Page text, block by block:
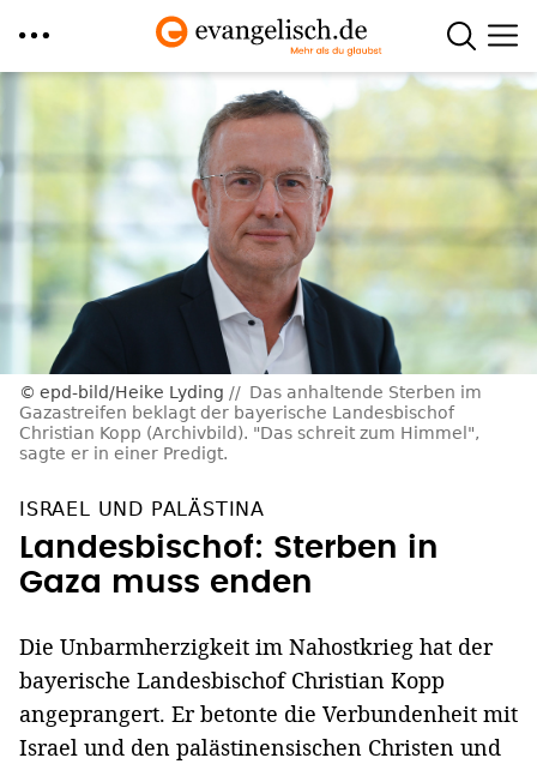
Inhalt
epd-bild/Heike Lyding
Das anhaltende Sterben im
Gazastreifen beklagt der bayerische Landesbischof
Christian Kopp (Archivbild). "Das schreit zum Himmel",
sagte er in einer Predigt.
ISRAEL UND PALÄSTINA
Landesbischof: Sterben in
Gaza muss enden
Die Unbarmherzigkeit im Nahostkrieg hat der
bayerische Landesbischof Christian Kopp
angeprangert. Er betonte die Verbundenheit mit
Israel und den palästinensischen Christen und